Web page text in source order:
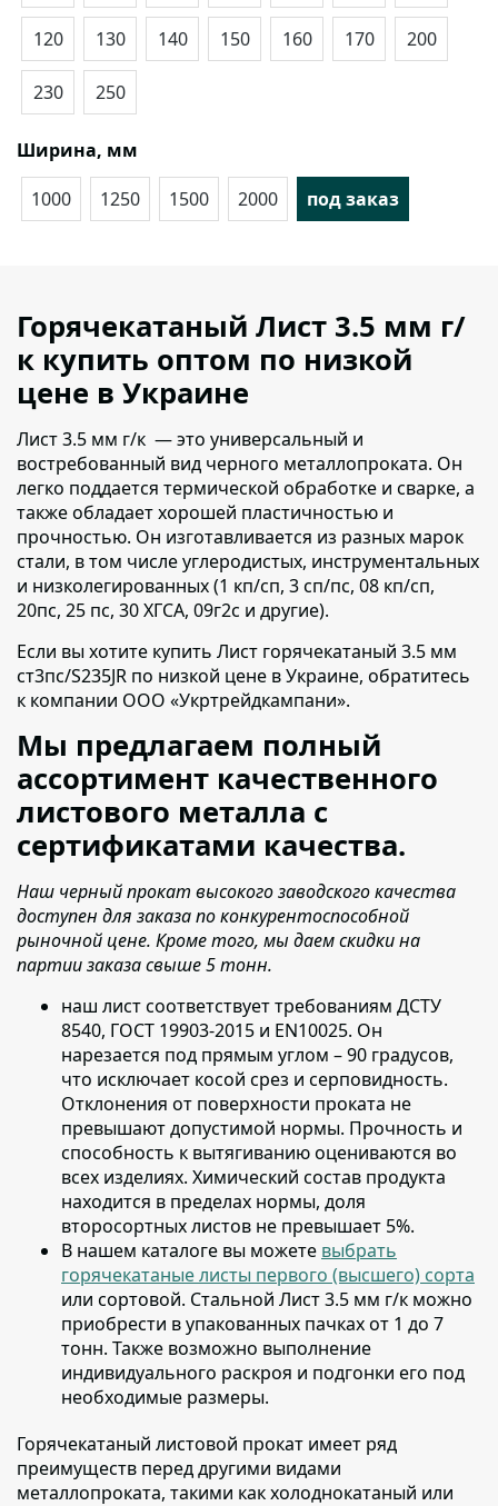
120 130 140 150 160 170 200
230 250
Ширина, мм
1000
1250 1500 2000 под заказ
Горячекатаный Лист 3.5 мм г/
к купить оптом по низкой
цене в Украине
Лист 3.5 мм г/к — это универсальный и
востребованный вид черного металлопроката. Он
легко поддается термической обработке и сварке, а
также обладает хорошей пластичностью и
прочностью. Он изготавливается из разных марок
стали, в том числе углеродистых, инструментальных
и низколегированных (1 кп/сп, 3 сп/пс, 08 кп/сп,
20пс, 25 пс, 30 ХГСА, 09г2с и другие).
Если вы хотите купить Лист горячекатаный 3.5 мм
ст3пс/S235JR по низкой цене в Украине, обратитесь
к компании ООО «Укртрейдкампани».
Мы предлагаем полный
ассортимент качественного
листового металла с
сертификатами качества.
Наш черный прокат высокого заводского качества
доступен для заказа по конкурентоспособной
рыночной цене. Кроме того, мы даем скидки на
партии заказа свыше 5 тонн.
наш лист соответствует требованиям ДСТУ
8540, ГОСТ 19903-2015 и EN10025. Он
нарезается под прямым углом – 90 градусов,
что исключает косой срез и серповидность.
Отклонения от поверхности проката не
превышают допустимой нормы. Прочность и
способность к вытягиванию оцениваются во
всех изделиях. Химический состав продукта
находится в пределах нормы, доля
второсортных листов не превышает 5%.
В нашем каталоге вы можете выбрать
горячекатаные листы первого (высшего) сорта
или сортовой. Стальной Лист 3.5 мм г/к можно
приобрести в упакованных пачках от 1 до 7
тонн. Также возможно выполнение
индивидуального раскроя и подгонки его под
необходимые размеры.
Горячекатаный листовой прокат имеет ряд
преимуществ перед другими видами
металлопроката, такими как холоднокатаный или